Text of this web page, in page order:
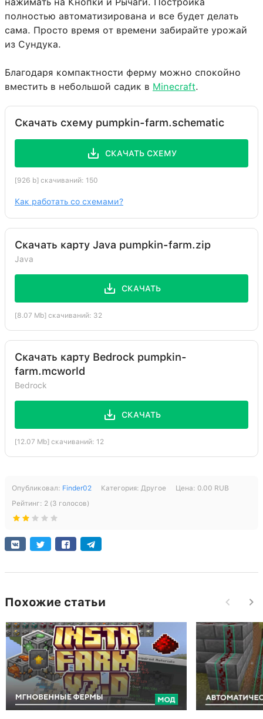
полностью автоматизирована и все будет делать
сама. Просто время от времени забирайте урожай
из Сундука.
Благодаря компактности ферму можно спокойно
вместить в небольшой садик в Minecraft.
Скачать схему pumpkin-farm.schematic
СКАЧАТЬ СХЕМУ
[926 b] скачиваний: 150
Как работать со схемами?
Скачать карту Java pumpkin-farm.zip
Java
СКАЧАТЬ
[8.07 Mb] скачиваний: 32
Скачать карту Bedrock pumpkin-
farm.mcworld
Bedrock
СКАЧАТЬ
[12.07 Mb] скачиваний: 12
Опубликовал: Finder02 Категория: Другое Цена: 0.00 RUB
Рейтинг: 2 (3 голосов)
Похожие статьи